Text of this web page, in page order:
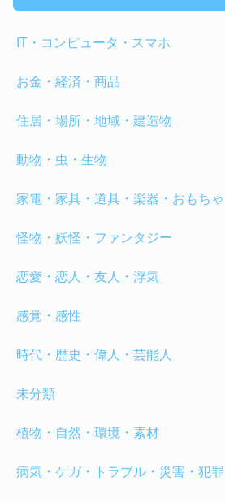
IT・コンピュータ・スマホ
お金・経済・商品
住居・場所・地域・建造物
動物・虫・生物
家電・家具・道具・楽器・おもちゃ
怪物・妖怪・ファンタジー
恋愛・恋人・友人・浮気
感覚・感性
時代・歴史・偉人・芸能人
未分類
植物・自然・環境・素材
病気・ケガ・トラブル・災害・犯罪